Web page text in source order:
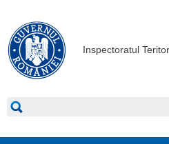
Inspectoratul